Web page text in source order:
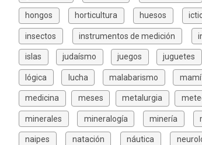
hongos horticultura huesos
insectos instrumentos de medición
islas judaísmo juegos juguetes
lógica lucha malabarismo
medicina meses metalurgia
minerales mineralogía minería
naipes natación náutica